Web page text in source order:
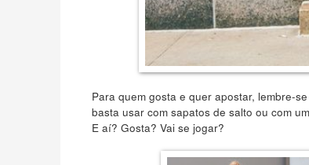
Para quem gosta e quer apostar, lembre-
basta usar com sapatos de salto ou com
E aí? Gosta? Vai se jogar?